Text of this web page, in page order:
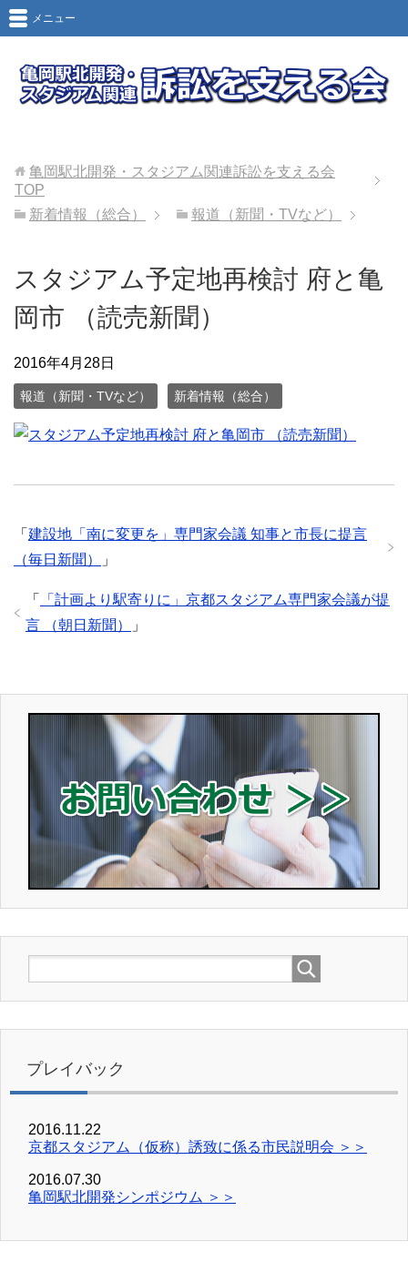
メニュー
亀岡駅北開発・スタジアム関連訴訟を支える会
TOP
新着情報（総合）
報道（新聞・TVなど）
スタジアム予定地再検討 府と亀
岡市 （読売新聞）
2016年4月28日
報道（新聞・TVなど） 新着情報（総合）
「 建設地「南に変更を」専門家会議 知事と市長に提言
（毎日新聞）
」
「
「計画より駅寄りに」京都スタジアム専門家会議が提
言 （朝日新聞）
」
プレイバック
2016.11.22
京都スタジアム（仮称）誘致に係る市民説明会 ＞＞
2016.07.30
亀岡駅北開発シンポジウム ＞＞